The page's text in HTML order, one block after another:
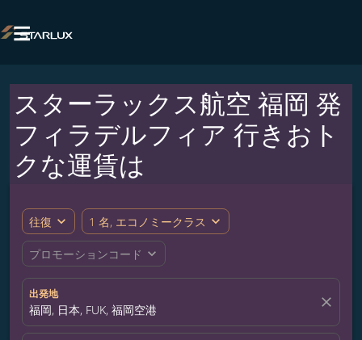

スターラックス航空 福岡 発
フィラデルフィア 行きおト
クな運賃は
往復 expand_more 1 名, エコノミークラス expand_more
プロモーションコード expand_more
出発地
福岡, 日本, FUK, 福岡空港 close